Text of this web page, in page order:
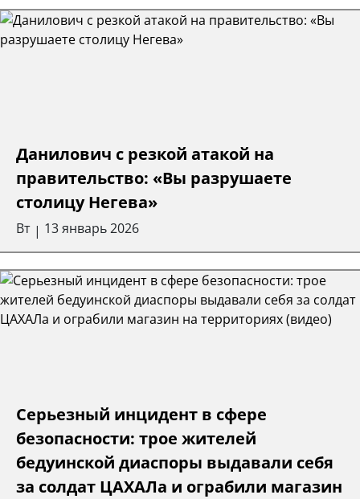
Данилович с резкой атакой на
правительство: «Вы разрушаете
столицу Негева»
Вт | 13 январь 2026
Серьезный инцидент в сфере
безопасности: трое жителей
бедуинской диаспоры выдавали себя
за солдат ЦАХАЛа и ограбили магазин